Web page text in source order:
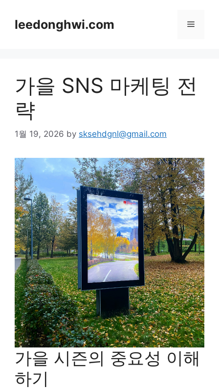
contentleedonghwi.com Menu
가을 SNS 마케팅 전
략
1월 19, 2026 by sksehdgnl@gmail.com
가을 시즌의 중요성 이해
하기